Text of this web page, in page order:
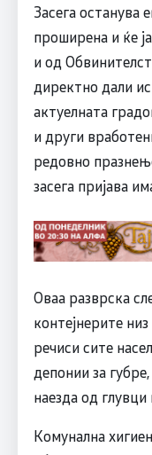
Засега останува
проширена и ќе
и од
директно дали
актуелната
и други
редовно
засега пријава
Оваа разврска
контејнерите
речиси сите
депонии за
наезда од
Комунална